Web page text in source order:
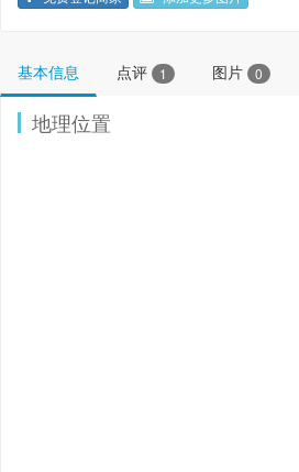
基本信息 点评 1 图片 0
地理位置